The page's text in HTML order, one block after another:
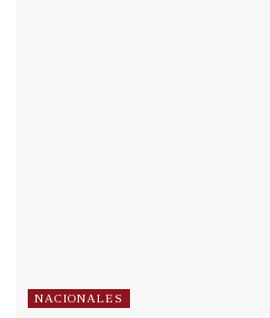
NACIONALES